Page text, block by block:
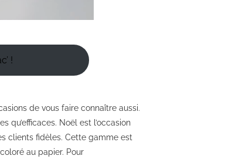
!
de vous faire connaître aussi.
qu’efficaces. Noël est l’occasion
clients fidèles. Cette gamme est
au papier. Pour